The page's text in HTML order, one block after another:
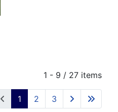
1 - 9 / 27 items
1 2 3